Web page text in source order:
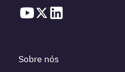
Sobre nós